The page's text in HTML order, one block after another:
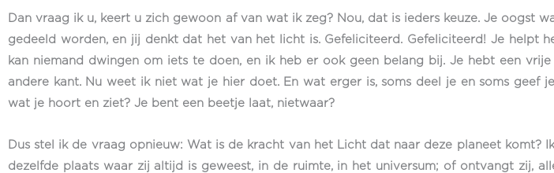
Dan vraag ik u, keert u zich gewoon af van wat ik zeg? Nou, dat is ieders keuze. Je oogst
gedeeld worden, en jij denkt dat het van het licht is. Gefeliciteerd. Gefeliciteerd! Je helpt
kan niemand dwingen om iets te doen, en ik heb er ook geen belang bij. Je hebt een
andere kant. Nu weet ik niet wat je hier doet. En wat erger is, soms deel je en soms geef
wat je hoort en ziet? Je bent een beetje laat, nietwaar?
Dus stel ik de vraag opnieuw: Wat is de kracht van het Licht dat naar deze planeet
dezelfde plaats waar zij altijd is geweest, in de ruimte, in het universum; of ontvangt zij,